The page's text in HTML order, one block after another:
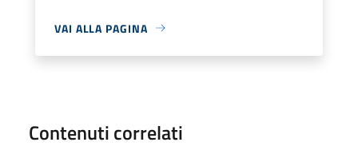
VAI ALLA PAGINA
Contenuti correlati